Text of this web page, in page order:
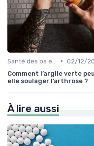
• 02/12/
Comment l’argile verte
elle soulager l’arthrose ?
À lire aussi